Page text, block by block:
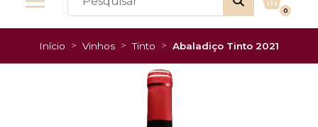
0
Início Vinhos Tinto Abaladiço Tinto 2021